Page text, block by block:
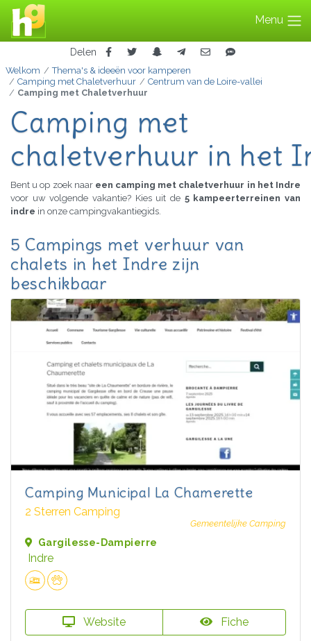
Menu
Delen
Welkom
Thema's & ideeën voor kamperen
Camping met Chaletverhuur
Centrum van de Loire-vallei
Camping met Chaletverhuur
Camping met
chaletverhuur in het
Bent u op zoek naar een camping met chaletverhuur in het Indre
voor uw volgende vakantie? Kies uit de 5 kampeerterreinen van
indre in onze campingvakantiegids.
5 Campings met verhuur van
chalets in het Indre zijn
beschikbaar
Camping Municipal La Chamerette
2 Sterren Camping
Gemeentelijke Camping
Gargilesse-Dampierre
Indre
Website Fiche